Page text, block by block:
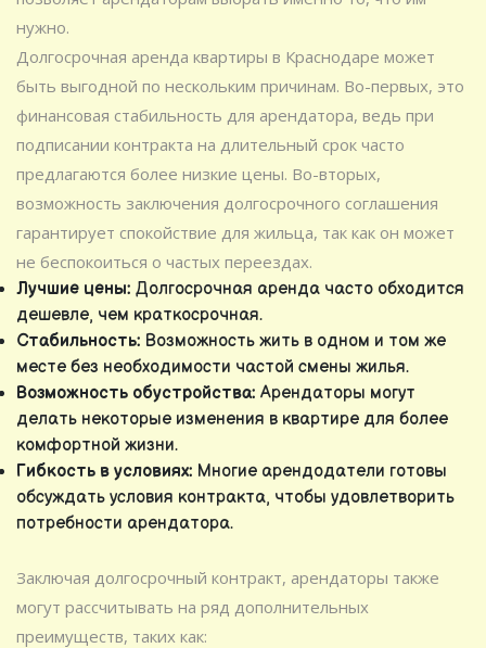
нужно.
Долгосрочная аренда квартиры в Краснодаре может
быть выгодной по нескольким причинам. Во-первых, это
финансовая стабильность для арендатора, ведь при
подписании контракта на длительный срок часто
предлагаются более низкие цены. Во-вторых,
возможность заключения долгосрочного соглашения
гарантирует спокойствие для жильца, так как он может
не беспокоиться о частых переездах.
Лучшие цены: Долгосрочная аренда часто обходится
дешевле, чем краткосрочная.
Стабильность: Возможность жить в одном и том же
месте без необходимости частой смены жилья.
Возможность обустройства: Арендаторы могут
делать некоторые изменения в квартире для более
комфортной жизни.
Гибкость в условиях: Многие арендодатели готовы
обсуждать условия контракта, чтобы удовлетворить
потребности арендатора.
Заключая долгосрочный контракт, арендаторы также
могут рассчитывать на ряд дополнительных
преимуществ, таких как: